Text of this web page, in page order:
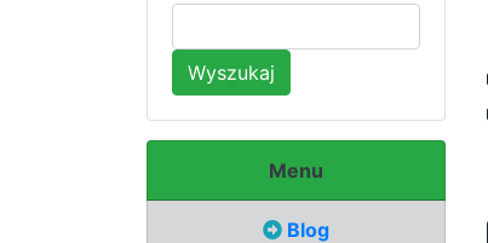
Wyszukaj
Menu
Blog